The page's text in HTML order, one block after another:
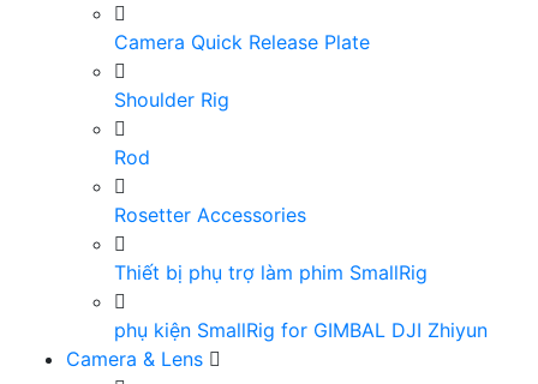
Camera Quick Release Plate
Shoulder Rig
Rod
Rosetter Accessories
Thiết bị phụ trợ làm phim SmallRig
phụ kiện SmallRig for GIMBAL DJI Zhiyun
Camera & Lens